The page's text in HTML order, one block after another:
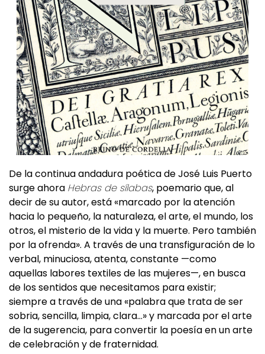
De la continua andadura poética de José Luis Puerto
surge ahoraHebras de sílabas, poemario que, al
decir de su autor, está «marcado por la atención
hacia lo pequeño, la naturaleza, el arte, el mundo, los
otros, el misterio de la vida y la muerte. Pero también
por la ofrenda». A través de una transfiguración de lo
verbal, minuciosa, atenta, constante —como
aquellas labores textiles de las mujeres—, en busca
de los sentidos que necesitamos para existir;
siempre a través de una «palabra que trata de ser
sobria, sencilla, limpia, clara…» y marcada por el arte
de la sugerencia, para convertir la poesía en un arte